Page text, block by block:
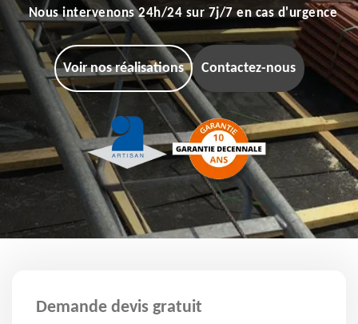
Nous intervenons 24h/24 sur 7j/7 en cas d'urgence
Voir nos réalisations Contactez-nous
Demande devis gratuit